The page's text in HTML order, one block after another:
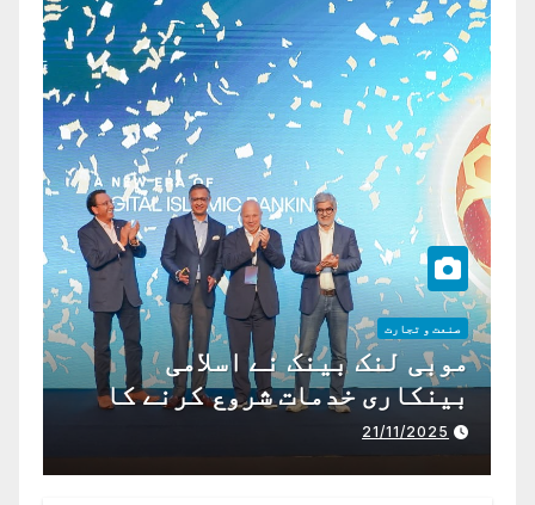
صنعت و تجارت
موبی لنک بینک نے اسلامی
بینکاری خدمات شروع کرنے کا
اعلان کیا ہے،
21/11/2025